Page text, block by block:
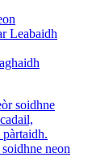
neon